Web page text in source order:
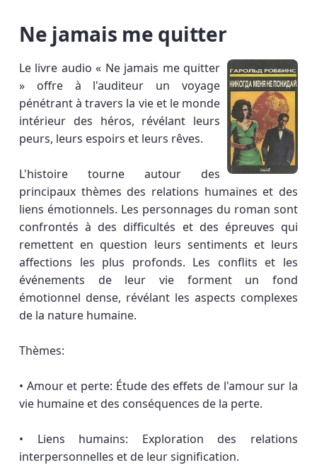
Ne jamais me quitter
Le livre audio « Ne jamais me quitter
» offre à l'auditeur un voyage
pénétrant à travers la vie et le monde
intérieur des héros, révélant leurs
peurs, leurs espoirs et leurs rêves.
L'histoire tourne autour des
principaux thèmes des relations humaines et des
liens émotionnels. Les personnages du roman sont
confrontés à des difficultés et des épreuves qui
remettent en question leurs sentiments et leurs
affections les plus profonds. Les conflits et les
événements de leur vie forment un fond
émotionnel dense, révélant les aspects complexes
de la nature humaine.
Thèmes:
• Amour et perte: Étude des effets de l'amour sur la
vie humaine et des conséquences de la perte.
• Liens humains: Exploration des relations
interpersonnelles et de leur signification.